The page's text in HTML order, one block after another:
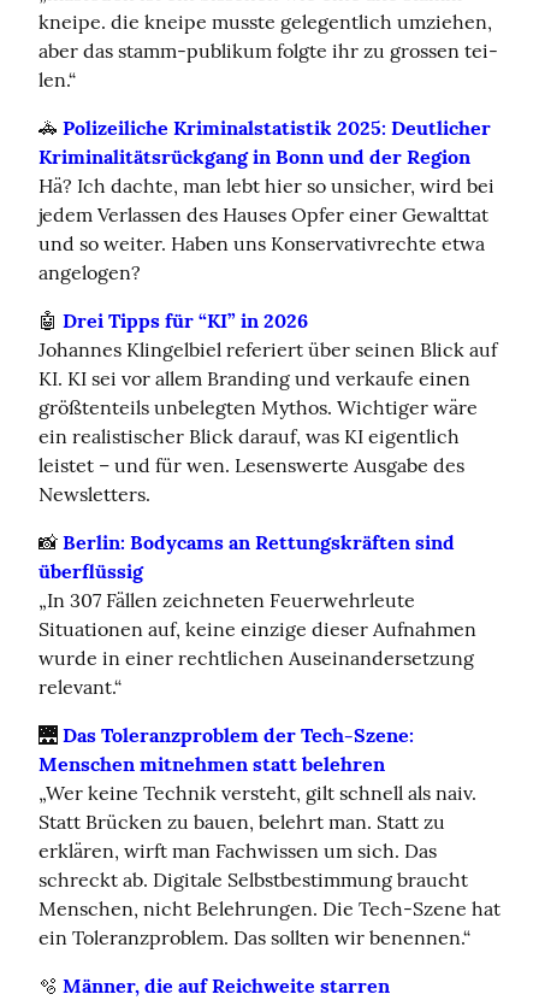
knei­pe. die knei­pe muss­te ge­le­gent­lich um­zie­hen,
aber das stamm-pu­bli­kum folg­te ihr zu gros­sen tei­
len.“
🚓 Polizeiliche Kriminalstatistik 2025: Deutlicher
Kriminalitätsrückgang in Bonn und der Region
Hä? Ich dachte, man lebt hier so unsicher, wird bei
jedem Verlassen des Hauses Opfer einer Gewalttat
und so weiter. Haben uns Konservativrechte etwa
angelogen?
🤖 Drei Tipps für “KI” in 2026
Johannes Klingelbiel referiert über seinen Blick auf
KI. KI sei vor allem Branding und verkaufe einen
größtenteils unbelegten Mythos. Wichtiger wäre
ein realistischer Blick darauf, was KI eigentlich
leistet – und für wen. Lesenswerte Ausgabe des
Newsletters.
📸 Berlin: Bodycams an Rettungskräften sind
überflüssig
„In 307 Fällen zeichneten Feuerwehrleute
Situationen auf, keine einzige dieser Aufnahmen
wurde in einer rechtlichen Auseinandersetzung
relevant.“
🌉 Das Toleranzproblem der Tech-Szene:
Menschen mitnehmen statt belehren
„Wer keine Technik versteht, gilt schnell als naiv.
Statt Brücken zu bauen, belehrt man. Statt zu
erklären, wirft man Fachwissen um sich. Das
schreckt ab. Digitale Selbstbestimmung braucht
Menschen, nicht Belehrungen. Die Tech-Szene hat
ein Toleranzproblem. Das sollten wir benennen.“
🫧 Männer, die auf Reichweite starren